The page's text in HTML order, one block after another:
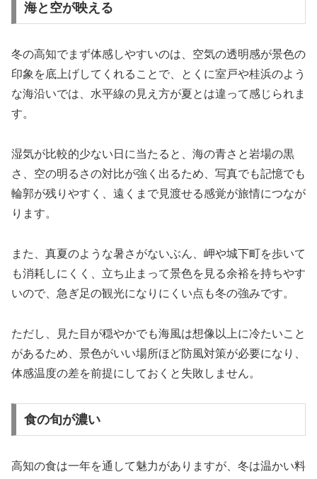
海と空が映える
冬の高知でまず体感しやすいのは、空気の透明感が景色の
印象を底上げしてくれることで、とくに室戸や桂浜のよう
な海沿いでは、水平線の見え方が夏とは違って感じられま
す。
湿気が比較的少ない日に当たると、海の青さと岩場の黒
さ、空の明るさの対比が強く出るため、写真でも記憶でも
輪郭が残りやすく、遠くまで見渡せる感覚が旅情につなが
ります。
また、真夏のような暑さがないぶん、岬や城下町を歩いて
も消耗しにくく、立ち止まって景色を見る余裕を持ちやす
いので、急ぎ足の観光になりにくい点も冬の強みです。
ただし、見た目が穏やかでも海風は想像以上に冷たいこと
があるため、景色がいい場所ほど防風対策が必要になり、
体感温度の差を前提にしておくと失敗しません。
食の旬が濃い
高知の食は一年を通して魅力がありますが、冬は温かい料